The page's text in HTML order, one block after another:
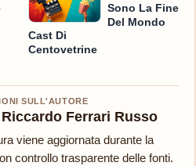
Cast Di
Centovetrine
Sono La Fine
Del Mondo
SULL'AUTORE
Ferrari Russo
viene aggiornata durante la
controllo trasparente delle fonti.